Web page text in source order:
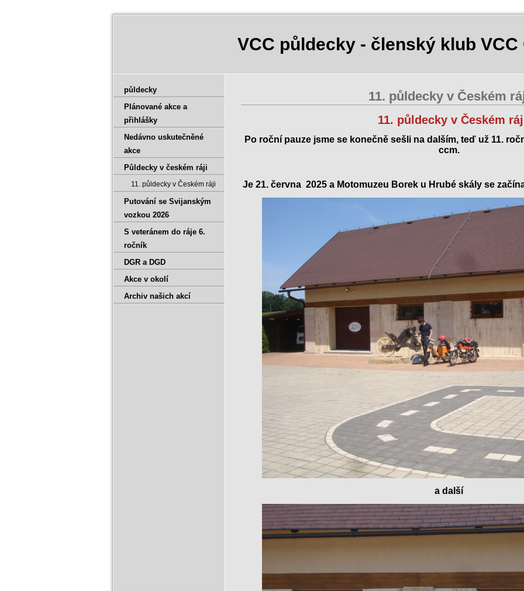
VCC půldecky - členský klub VCC
11. půldecky v Českém
11. půldecky v Českém
Po roční pauze jsme se konečně sešli na dalším, teď už 11.
ccm.
Je 21. června 2025 a Motomuzeu Borek u Hrubé skály se
a další
půldecky
Plánované akce a
přihlášky
Nedávno uskutečněné
akce
Půldecky v českém ráji
11. půldecky v Českém ráji
Putování se Svijanským
vozkou 2026
S veteránem do ráje 6.
ročník
DGR a DGD
Akce v okolí
Archiv našich akcí